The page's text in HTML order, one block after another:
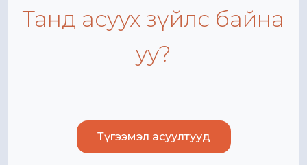
Танд асуух зүйлс байна
уу?
Түгээмэл асуултууд